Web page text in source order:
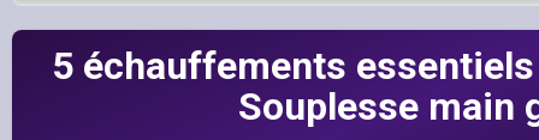
5 échauffements
Souplesse main